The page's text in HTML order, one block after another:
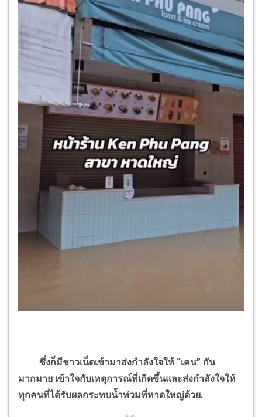
ซึ่งก็มีชาวเน็ตเข้ามาส่งกำลังใจให้ “เคน” กัน
มากมาย เข้าใจกับเหตุการณ์ที่เกิดขึ้นและส่งกำลังใจให้
ทุกคนที่ได้รับผลกระทบน้ำท่วมที่หาดใหญ่ด้วย.